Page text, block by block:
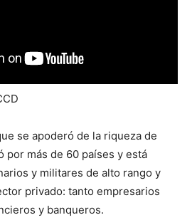
se apoderó de la riqueza de
por más de 60 países y está
y militares de alto rango y
privado: tanto empresarios
y banqueros.